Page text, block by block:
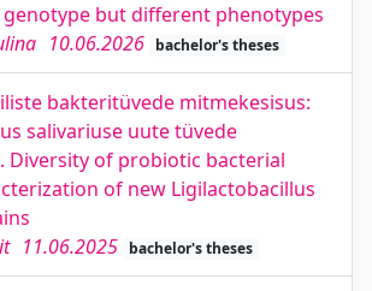
but different phenotypes
10.06.2026 bachelor's theses
bakteritüvede mitmekesisus:
salivariuse uute tüvede
Diversity of probiotic bacterial
of new Ligilactobacillus
11.06.2025 bachelor's theses